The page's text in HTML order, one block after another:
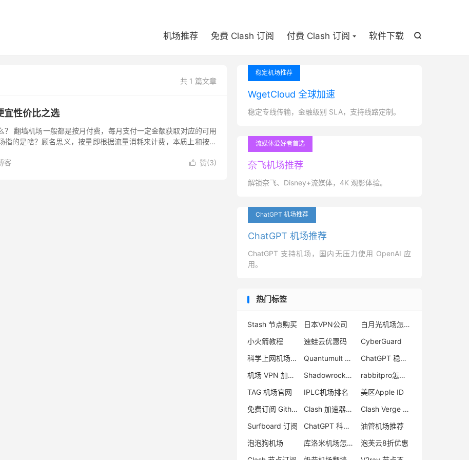

机场推荐 免费 Clash 订阅 付费 Clash 订阅 软件下载
共 1 篇文章
宜性价比之选
？ 翻墙机场一般都是按月付费，每月支付一定金额获取对应的可用
指的是啥？顾名思义，按量即根据流量消耗来计费，本质上和按月
 赞(3)
客
稳定机场推荐
WgetCloud 全球加速
稳定专线传输，金融级别 SLA，支持线路定制。
流媒体爱好者首选
奈飞机场推荐
解锁奈飞、Disney+流媒体，4K 观影体验。
ChatGPT 机场推荐
ChatGPT 机场推荐
ChatGPT 支持机场，国内无压力使用 OpenAI 应
用。
热门标签
Stash 节点购买 日本VPN公司
白月光机场怎么样
小火箭教程
速蛙云优惠码
CyberGuard
科学上网机场推荐
Quantumult X 官网
ChatGPT 稳定机场
机场 VPN 加速器
Shadowrocket 小火箭
rabbitpro怎么样
TAG 机场官网
IPLC机场排名
美区Apple ID
免费订阅 Github
Clash 加速器下载
Clash Verge Rev 节点
Surfboard 订阅
ChatGPT 科学上网
油管机场推荐
泡泡狗机场
库洛米机场怎么样
泡芙云8折优惠